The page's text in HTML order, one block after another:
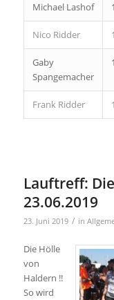
Michael Lashof
Nico Ridder
Gaby
Spangemacher
Frank Ridder
Lauftreff:
23.06.2019
23. Juni 2019 / in
Die Hölle
von
Haldern !!
So wird